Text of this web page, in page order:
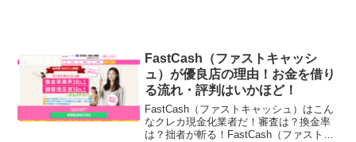
FastCash（ファストキャッシ
ュ）が優良店の理由！お金を借り
る流れ・評判はいかほど！
FastCash（ファストキャッシュ）はこん
なクレカ現金化業者だ！審査は？換金率
は？拙者が斬る！FastCash（ファストキ